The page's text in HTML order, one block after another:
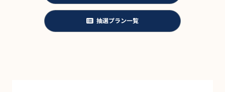
抽選プラン一覧